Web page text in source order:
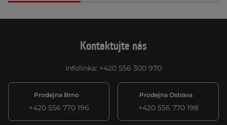
Kontaktujte nás
Infolinka: +420 556 300 970
Prodejna Brno
+420 556 770 196
Prodejna Ostrava
+420 556 770 198